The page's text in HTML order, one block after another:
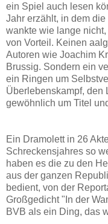
ein Spiel auch lesen
Jahr erzählt, in dem
wankte wie lange
von Vorteil. Keinen
Autoren wie Joachim
Brussig. Sondern ein
ein Ringen um
Überlebenskampf, den
gewöhnlich um Titel
Ein Dramolett in 26
Schreckensjahres so
haben es die zu den
aus der ganzen
bedient, von der
Großgedicht "In der
BVB als ein Ding, das